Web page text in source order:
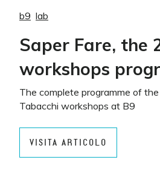
b9 lab
Saper Fare, the
workshops
The complete programme of
Tabacchi workshops at B9
VISITA ARTICOLO